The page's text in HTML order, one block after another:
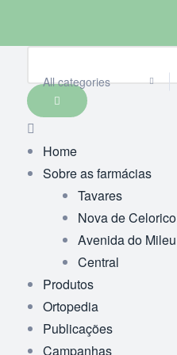
All categories
Home
Sobre as farmácias
Tavares
Nova de Celorico
Avenida do Mileu
Central
Produtos
Ortopedia
Publicações
Campanhas